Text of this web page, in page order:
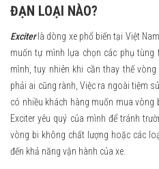
ĐẠN LOẠI NÀO?
Exciter là dòng xe phổ biến tại Việt
muốn tự mình lựa chọn các phụ tùng
mình, tuy nhiên khi cần thay thế
phải ai cũng rành, Việc ra ngoài tiệm
có nhiều khách hàng muốn mua vòng
Exciter yêu quý của mình để tránh
vòng bi không chất lượng hoặc các
đến khả năng vận hành của xe.